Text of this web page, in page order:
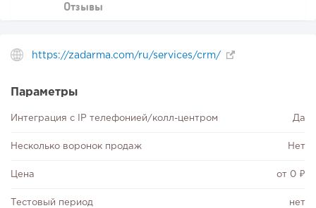
Отзывы
https://zadarma.com/ru/services/crm/
Параметры
Интеграция с IP телефонией/колл-центром Да
Несколько воронок продаж Нет
Цена от 0 ₽
Тестовый период нет